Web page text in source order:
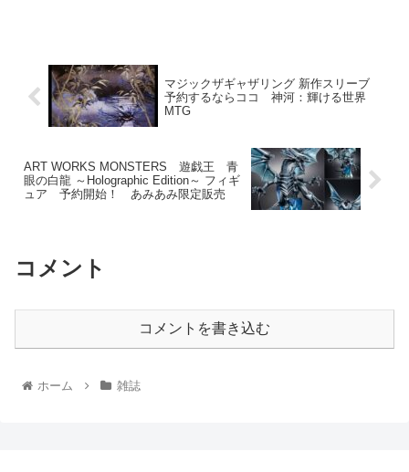
マジックザギャザリング 新作スリーブ
予約するならココ 神河：輝ける世界
MTG
ART WORKS MONSTERS 遊戯王 青
眼の白龍 ～Holographic Edition～ フィギ
ュア 予約開始！ あみあみ限定販売
コメント
コメントを書き込む
ホーム 雑誌